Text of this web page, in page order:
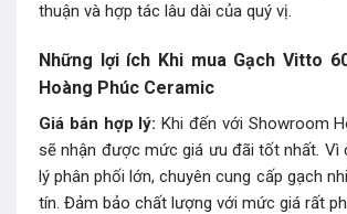
thuận và hợp tác lâu dài của quý vị.
Những lợi ích Khi mua Gạch Vitto
Hoàng Phúc Ceramic
Giá bán hợp lý:Khi đến với Showroom
sẽ nhận được mức giá ưu đãi tốt nhất. Vì
lý phân phối lớn, chuyên cung cấp gạch
tín. Đảm bảo chất lượng với mức giá rất